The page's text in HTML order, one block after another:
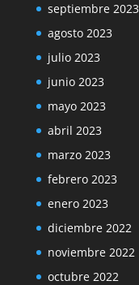
septiembre 2023
agosto 2023
julio 2023
junio 2023
mayo 2023
abril 2023
marzo 2023
febrero 2023
enero 2023
diciembre 2022
noviembre 2022
octubre 2022